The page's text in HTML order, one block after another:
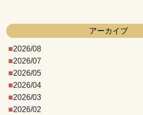
アーカイブ
2026/08
2026/07
2026/05
2026/04
2026/03
2026/02